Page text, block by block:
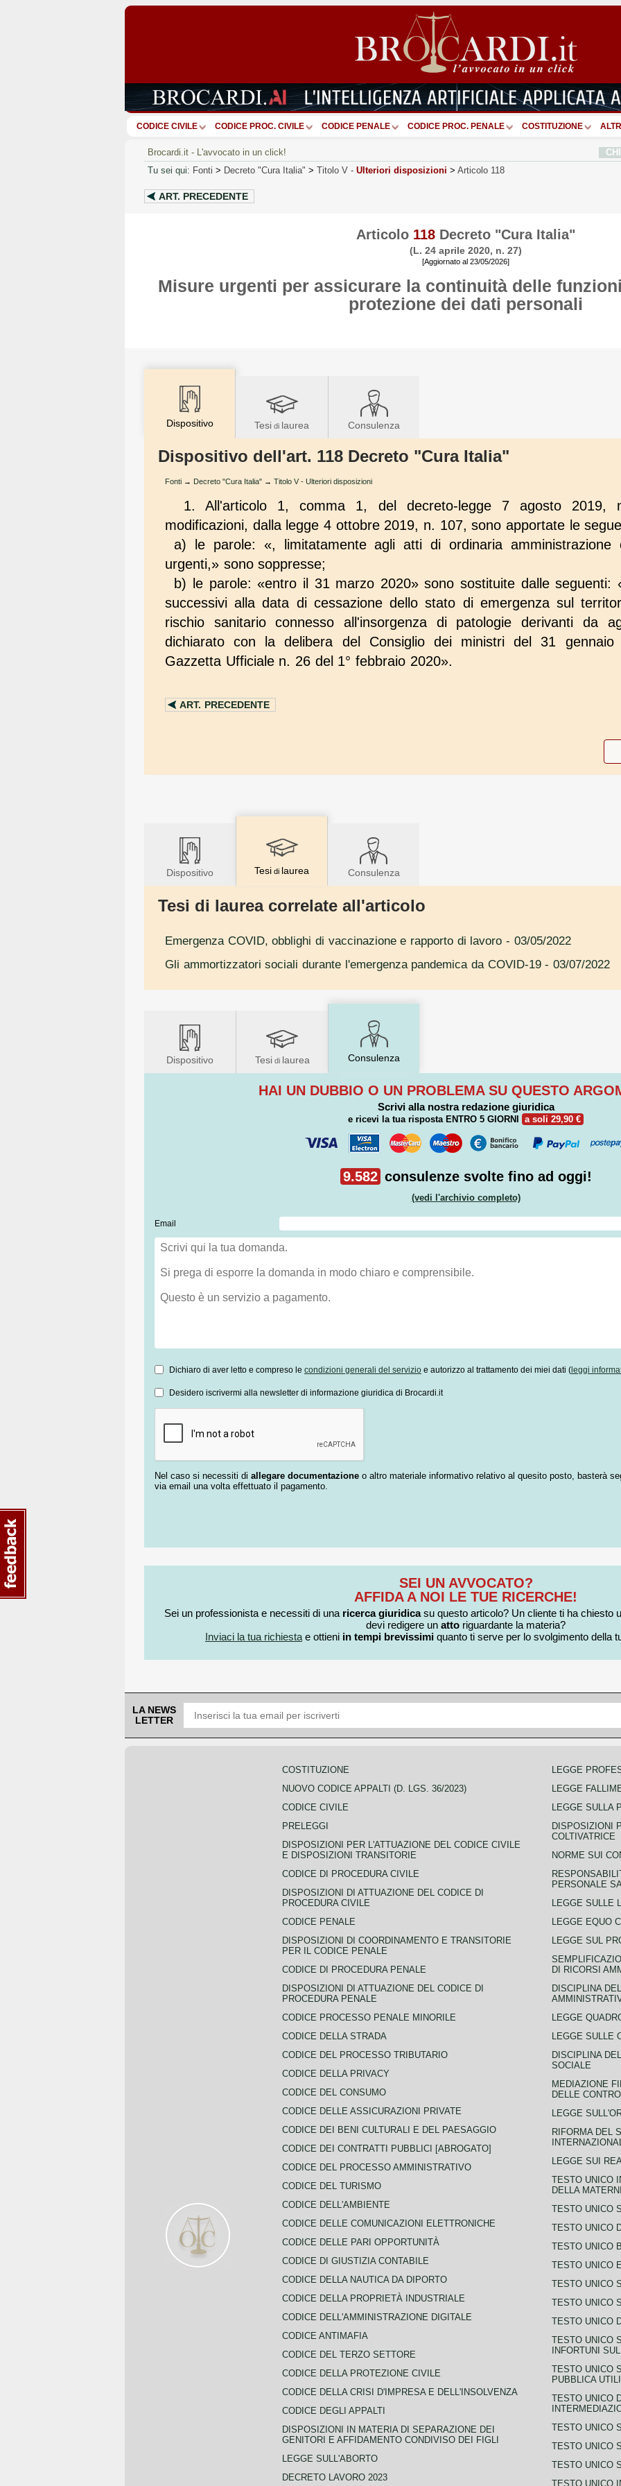
CODICE CIVILE CODICE PROC. CIVILE CODICE PENALE CODICE PROC. PENALE COSTITUZIONE ALTRI
Brocardi.it - L'avvocato in un click!
Tu sei qui: Fonti > Decreto "Cura Italia" > Titolo V - Ulteriori disposizioni > Articolo 118
ART. PRECEDENTE
Articolo 118 Decreto "Cura Italia"
(L. 24 aprile 2020, n. 27)
[Aggiornato al 23/05/2026]
Misure urgenti per assicurare la continuità delle
protezione dei dati personali
Dispositivo Tesi di laurea Consulenza
Dispositivo dell'art. 118 Decreto "Cura Italia"
Fonti → Decreto "Cura Italia" → Titolo V - Ulteriori disposizioni
1. All'articolo 1, comma 1, del decreto-legge 7 agosto 2019,
modificazioni, dalla legge 4 ottobre 2019, n. 107, sono apportate le
a) le parole: «, limitatamente agli atti di ordinaria
urgenti,» sono soppresse;
b) le parole: «entro il 31 marzo 2020» sono sostituite dalle seguenti:
successivi alla data di cessazione dello stato di emergenza sul
rischio sanitario connesso all'insorgenza di patologie derivanti da
dichiarato con la delibera del Consiglio dei ministri del 31 gennaio
Gazzetta Ufficiale n. 26 del 1° febbraio 2020».
ART. PRECEDENTE
Dispositivo Tesi di laurea Consulenza
Tesi di laurea correlate all'articolo
Emergenza COVID, obblighi di vaccinazione e rapporto di lavoro - 03/05/2022
Gli ammortizzatori sociali durante l'emergenza pandemica da COVID-19- 03/07/2022
Dispositivo Tesidi laurea Consulenza
HAI UN DUBBIO O UN PROBLEMA SU QUESTO
Scrivi alla nostra redazione giuridica
e ricevi la tua risposta ENTRO 5 GIORNI a soli 29,90 €
9.582 consulenze svolte fino ad oggi!
(vedi l'archivio completo)
Email
Dichiaro di aver letto e compreso le condizioni generali del servizio e autorizzo al trattamento dei miei dati (leggi
Desidero iscrivermi alla newsletter di informazione giuridica di Brocardi.it
Nel caso si necessiti di allegare documentazione o altro materiale informativo relativo al quesito posto, basterà
via email una volta effettuato il pagamento.
SEI UN AVVOCATO?
AFFIDA A NOI LE TUE RICERCHE!
Sei un professionista e necessiti di una ricerca giuridicasu questo articolo? Un cliente ti ha chiesto
devi redigere un atto riguardante la materia?
Inviaci la tua richiesta e ottieni in tempi brevissimi quanto ti serve per lo svolgimento della
LA NEWS
LETTER
COSTITUZIONE
NUOVO CODICE APPALTI (D. LGS. 36/2023)
CODICE CIVILE
PRELEGGI
DISPOSIZIONI PER L'ATTUAZIONE DEL CODICE CIVILE
E DISPOSIZIONI TRANSITORIE
CODICE DI PROCEDURA CIVILE
DISPOSIZIONI DI ATTUAZIONE DEL CODICE DI
PROCEDURA CIVILE
CODICE PENALE
DISPOSIZIONI DI COORDINAMENTO E TRANSITORIE
PER IL CODICE PENALE
CODICE DI PROCEDURA PENALE
DISPOSIZIONI DI ATTUAZIONE DEL CODICE DI
PROCEDURA PENALE
CODICE PROCESSO PENALE MINORILE
CODICE DELLA STRADA
CODICE DEL PROCESSO TRIBUTARIO
CODICE DELLA PRIVACY
CODICE DEL CONSUMO
CODICE DELLE ASSICURAZIONI PRIVATE
CODICE DEI BENI CULTURALI E DEL PAESAGGIO
CODICE DEI CONTRATTI PUBBLICI [ABROGATO]
CODICE DEL PROCESSO AMMINISTRATIVO
CODICE DEL TURISMO
CODICE DELL'AMBIENTE
CODICE DELLE COMUNICAZIONI ELETTRONICHE
CODICE DELLE PARI OPPORTUNITÀ
CODICE DI GIUSTIZIA CONTABILE
CODICE DELLA NAUTICA DA DIPORTO
CODICE DELLA PROPRIETÀ INDUSTRIALE
CODICE DELL'AMMINISTRAZIONE DIGITALE
CODICE ANTIMAFIA
CODICE DEL TERZO SETTORE
CODICE DELLA PROTEZIONE CIVILE
CODICE DELLA CRISI D'IMPRESA E DELL'INSOLVENZA
CODICE DEGLI APPALTI
DISPOSIZIONI IN MATERIA DI SEPARAZIONE DEI
GENITORI E AFFIDAMENTO CONDIVISO DEI FIGLI
LEGGE SULL'ABORTO
DECRETO LAVORO 2023
LEGGE
LEGGE
LEGGE SULLA
DISPOSIZIONI
COLTIVATRICE
NORME SUI
PERSONALE
LEGGE SULLE
LEGGE EQUO
LEGGE SUL
DI RICORSI
DISCIPLINA
LEGGE
LEGGE SULLE
DISCIPLINA
SOCIALE
MEDIAZIONE
DELLE
LEGGE
RIFORMA DEL
LEGGE SUI
TESTO UNICO
DELLA
TESTO UNICO
TESTO UNICO
TESTO UNICO
TESTO UNICO
TESTO UNICO
TESTO UNICO
TESTO UNICO
TESTO UNICO
INFORTUNI
TESTO UNICO
PUBBLICA
TESTO UNICO
TESTO UNICO
TESTO UNICO
TESTO UNICO
TESTO UNICO